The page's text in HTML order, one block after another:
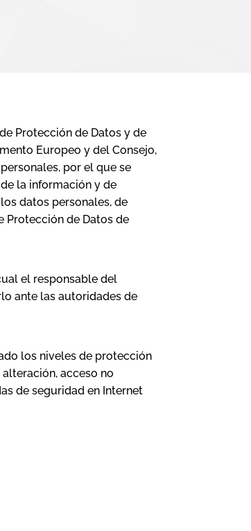
Protección de Datos y de
Europeo y del Consejo,
por el que se
la información y de
datos personales, de
Protección de Datos de
el responsable del
ante las autoridades de
los niveles de protección
acceso no
de seguridad en Internet